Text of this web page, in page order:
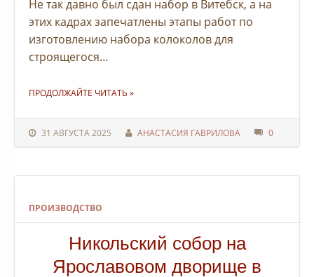
31 АВГУСТА 2025 АНАСТАСИЯ ГАВРИЛОВА 0
Не так давно был сдан набор в Витебск, а на
этих кадрах запечатлены этапы работ по
изготовлению набора колоколов для
строящегося…
ПРОДОЛЖАЙТЕ ЧИТАТЬ "НОВЫЙ НАБОР КОЛОКОЛОВ ДЛЯ ХРАМА СЕРАФИМА САРОВСКОГО В КОПЕЙСКЕ"
»
ПРОИЗВОДСТВО
Никольский собор на
Ярославовом дворище в